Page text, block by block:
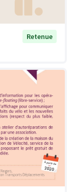
Retenue